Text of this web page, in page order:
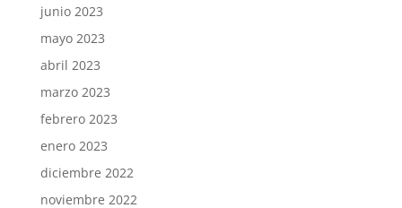
junio 2023
mayo 2023
abril 2023
marzo 2023
febrero 2023
enero 2023
diciembre 2022
noviembre 2022